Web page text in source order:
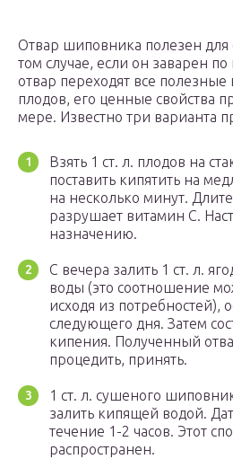
Отвар шиповника полезен для
том случае, если он заварен
отвар переходят все
плодов, его ценные свойства
мере. Известно три варианта
Взять 1 ст. л. плодов на
поставить кипятить на
на несколько минут.
разрушает витамин С.
назначению.
С вечера залить 1 ст. л.
воды (это соотношение
исходя из потребностей),
следующего дня. Затем
кипения. Полученный
процедить, принять.
1 ст. л. сушеного
залить кипящей водой.
течение 1-2 часов. Этот
распространен.